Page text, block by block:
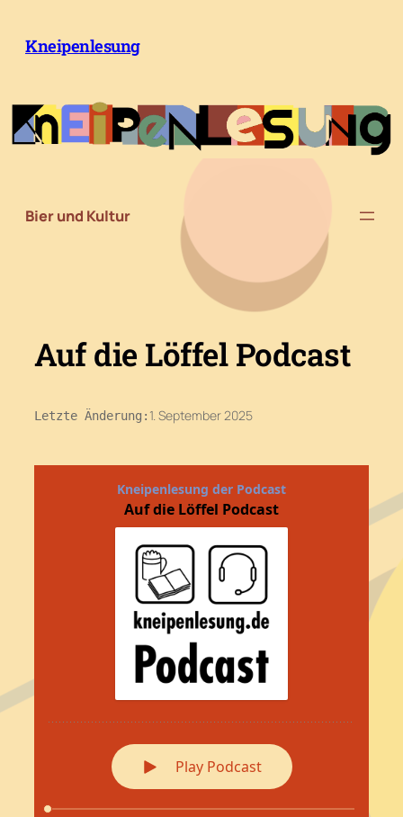
Inhalt
springen
Kneipenlesung
Bier und Kultur
Auf die Löffel Podcast
Letzte Änderung: 1. September 2025